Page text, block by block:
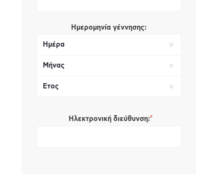
Ημερομηνία γέννησης:
Ηλεκτρονική διεύθυνση:*